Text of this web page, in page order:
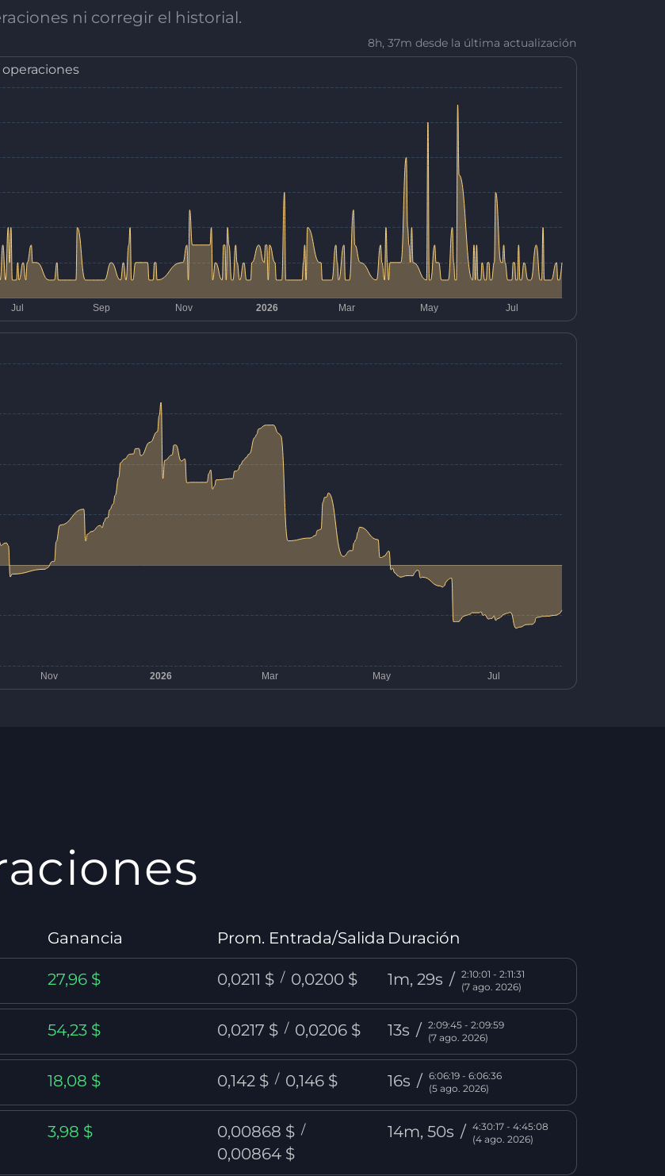
ni corregir el historial.
8h, 37m desde la última actualización
Ganancia Prom. Entrada/Salida Duración
27,96 $ 0,0211 $ / 0,0200 $ 1m, 29s / 2:10:01 - 2:11:31
(7 ago. 2026)
54,23 $ 0,0217 $ / 0,0206 $ 13s / 2:09:45 - 2:09:59
(7 ago. 2026)
18,08 $ 0,142 $ / 0,146 $ 16s / 6:06:19 - 6:06:36
(5 ago. 2026)
3,98 $ 0,00868 $ /
0,00864 $
14m, 50s / 4:30:17 - 4:45:08
(4 ago. 2026)